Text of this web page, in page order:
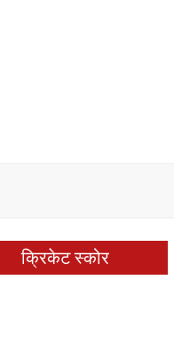
क्रिकेट स्कोर